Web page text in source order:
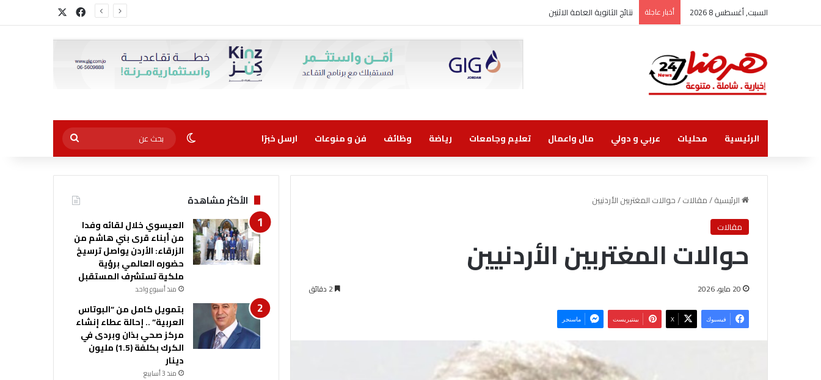
السبت, أغسطس 8 2026 أخبار عاجلة نتائج الثانوية العامة الاثنين فيسبوك
الرئيسية محليات عربي و دولي مال واعمال تعليم وجامعات رياضة وظائف فن و منوعات ارسل خبرًا الوضع المظلم
بحث
عن
الرئيسية/مقالات/حوالات المغتربين الأردنيين
مقالات
حوالات المغتربين الأردنيين
20 مايو، 2026
فيسبوك ‫X بينتيريست ماسنجر
الأكثر مشاهدة
العيسوي خلال لقائه وفدا
من أبناء قرى بني هاشم من
الزرقاء: الأردن يواصل ترسيخ
حضوره العالمي برؤية
ملكية تستشرف المستقبل
منذ أسبوع واحد
بتمويل كامل من “البوتاس
العربية” .. إحالة عطاء إنشاء
مركز صحي بذان وبردى في
الكرك بكلفة (1.5) مليون
دينار
منذ 3 أسابيع